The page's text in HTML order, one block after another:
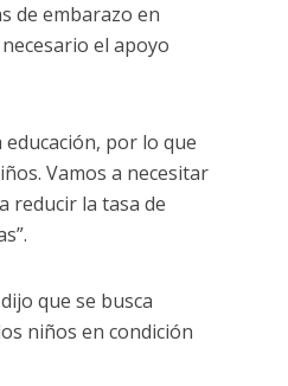
de embarazo en
el apoyo
por lo que
Vamos a necesitar
reducir la tasa de
que se busca
niños en condición